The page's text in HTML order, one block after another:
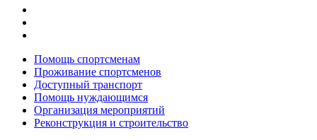
Помощь спортсменам
Проживание спортсменов
Доступный транспорт
Помощь нуждающимся
Организация мероприятий
Реконструкция и строительство